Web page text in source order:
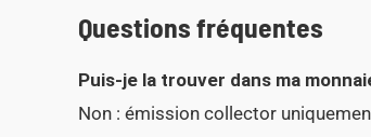
Questions fréquentes
Puis-je la trouver dans ma
Non : émission collector